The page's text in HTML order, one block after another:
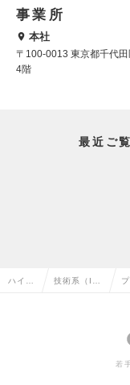
事業所
本社
〒100-0013 東京都千代
4階
最近ご
ハイク 技術系（I
若